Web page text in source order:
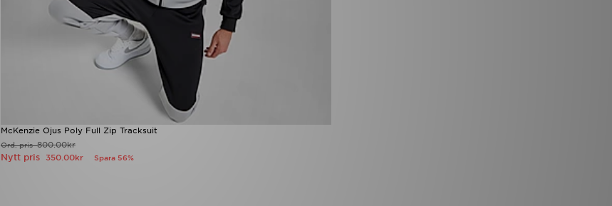
McKenzie Ojus Poly Full Zip Tracksuit
Ord. pris800.00kr
Nytt pris 350.00kr Spara 56%